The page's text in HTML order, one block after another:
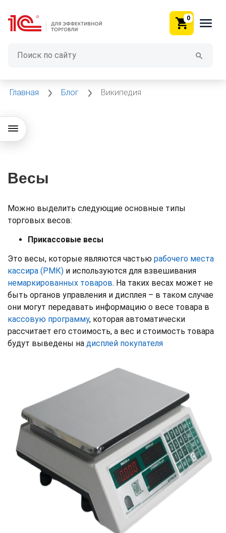
0
Главная Блог Википедия
Весы
Можно выделить следующие основные типы
торговых весов:
Прикассовые весы
Это весы, которые являются частью рабочего места
кассира (РМК) и используются для взвешивания
немаркированных товаров. На таких весах может не
быть органов управления и дисплея – в таком случае
они могут передавать информацию о весе товара в
кассовую программу, которая автоматически
рассчитает его стоимость, а вес и стоимость товара
будут выведены на дисплей покупателя